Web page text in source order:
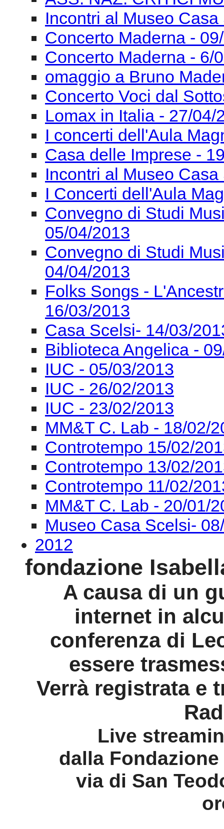
Incontri al Museo
Concerto Maderna -
Concerto Maderna - 6/
omaggio a Bruno
Concerto Voci dal
Lomax in Italia - 27/04/
I concerti dell'Aula
Casa delle Imprese -
Incontri al Museo
I Concerti dell'Aula
Convegno di Studi
05/04/2013
Convegno di Studi
04/04/2013
Folks Songs -
16/03/2013
Casa Scelsi- 14/03/
Biblioteca Angelica -
IUC - 05/03/2013
IUC - 26/02/2013
IUC - 23/02/2013
MM&T C. Lab - 18/02/
Controtempo 15/02/
Controtempo 13/02/
Controtempo 11/02/
MM&T C. Lab - 20/01/
Museo Casa Scelsi-
2012
fondazione
A causa di un
internet in
conferenza di
essere
Verrà registrata e
Live
dalla
via di San